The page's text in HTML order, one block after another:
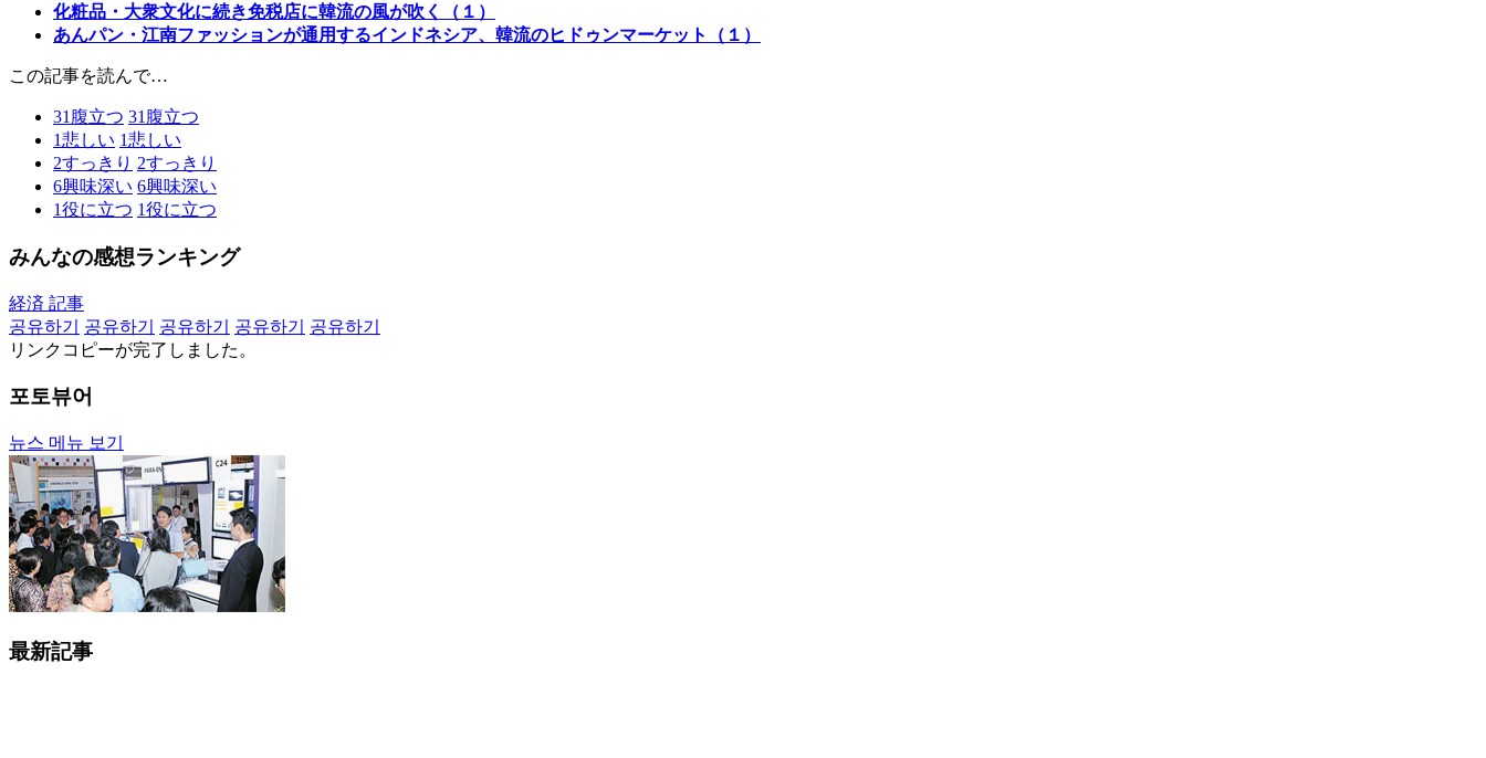
化粧品・大衆文化に続き免税店に韓流の風が吹く（１）
あんパン・江南ファッションが通用するインドネシア、韓流のヒドゥンマーケット（１）
この記事を読んで…
31 腹立つ 31 腹立つ
1悲しい 1悲しい
2すっきり 2すっきり
6興味深い 6興味深い
1役に立つ 1役に立つ
みんなの感想ランキング
経済 記事
공유하기
공유하기 공유하기 공유하기
공유하기
リンクコピーが完了しました。
포토뷰어
뉴스 메뉴 보기
最新記事